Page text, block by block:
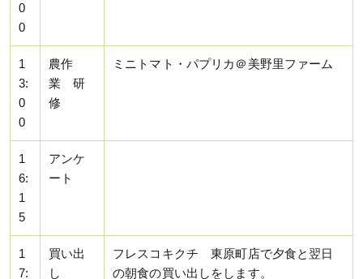
0
0
1
3:
0
0
農作
業 研
修
ミニトマト・パプリカ＠美野里ファーム
1
6:
1
5
アンケ
ート
1
7:
買い出
し
フレスコキクチ 東原町店で夕食と翌日
の朝食の買い出しをします。